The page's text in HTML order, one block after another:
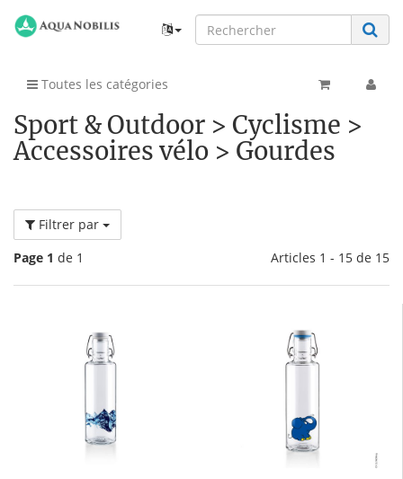
Toutes les catégories
Sport & Outdoor > Cyclisme >
Accessoires vélo > Gourdes
Filtrer par
Page 1 de 1 Articles 1 - 15 de 15